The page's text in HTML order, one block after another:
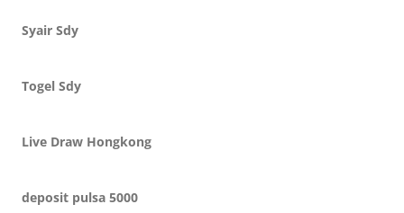
Syair Sdy
Togel Sdy
Live Draw Hongkong
deposit pulsa 5000